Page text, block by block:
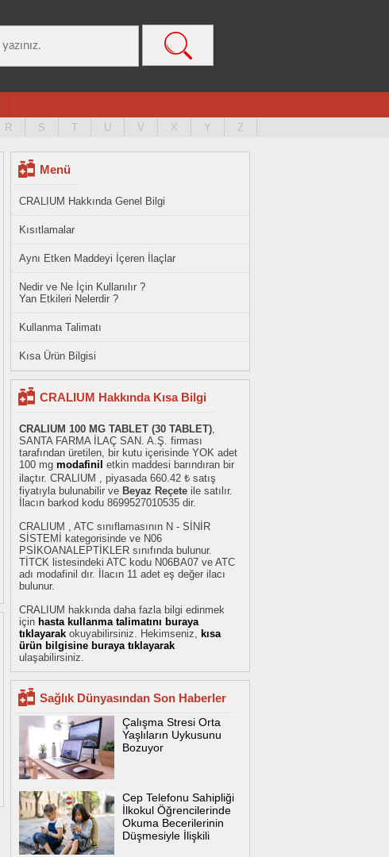
R S T U V X Y Z
Menü
CRALIUM Hakkında Genel Bilgi
Kısıtlamalar
Aynı Etken Maddeyi İçeren İlaçlar
Nedir ve Ne İçin Kullanılır ?
Yan Etkileri Nelerdir ?
Kullanma Talimatı
Kısa Ürün Bilgisi
CRALIUM Hakkında Kısa Bilgi
CRALIUM 100 MG TABLET (30 TABLET),
SANTA FARMA İLAÇ SAN. A.Ş. firması
tarafından üretilen, bir kutu içerisinde YOK adet
100 mg modafinil etkin maddesi barındıran bir
ilaçtır. CRALIUM , piyasada 660.42 ₺ satış
fiyatıyla bulunabilir ve Beyaz Reçete ile satılır.
İlacın barkod kodu 8699527010535 dir.
CRALIUM , ATC sınıflamasının N - SİNİR
SİSTEMİ kategorisinde ve N06
PSİKOANALEPTİKLER sınıfında bulunur.
TİTCK listesindeki ATC kodu N06BA07 ve ATC
adı modafinil dır. İlacın 11 adet eş değer ilacı
bulunur.
CRALIUM hakkında daha fazla bilgi edinmek
için hasta kullanma talimatını buraya
tıklayarak okuyabilirsiniz. Hekimseniz, kısa
ürün bilgisine buraya tıklayarak
ulaşabilirsiniz.
Sağlık Dünyasından Son Haberler
Çalışma Stresi Orta
Yaşlıların Uykusunu
Bozuyor
Cep Telefonu Sahipliği
İlkokul Öğrencilerinde
Okuma Becerilerinin
Düşmesiyle İlişkili